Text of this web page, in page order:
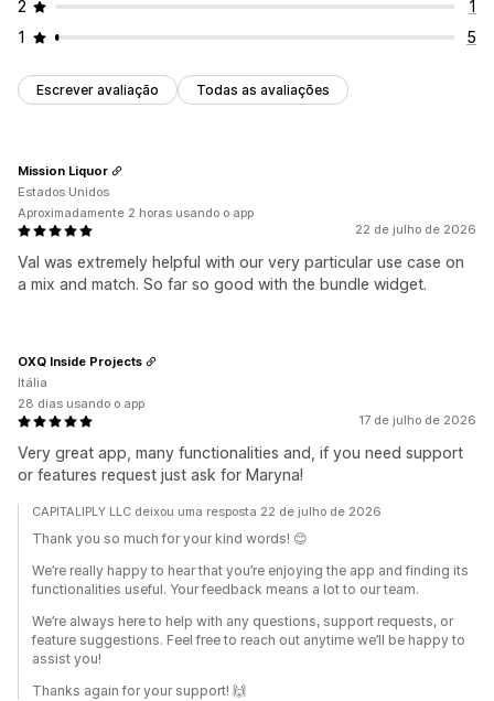
2
1
1
5
Escrever avaliação Todas as avaliações
22 de julho de 2026
Val was extremely helpful with our very particular use case on
a mix and match. So far so good with the bundle widget.
Mission Liquor
Estados Unidos
Aproximadamente 2 horas usando o app
17 de julho de 2026
Very great app, many functionalities and, if you need support
or features request just ask for Maryna!
OXQ Inside Projects
Itália
28 dias usando o app
CAPITALIPLY LLC deixou uma resposta 22 de julho de 2026
Thank you so much for your kind words! 😊
We’re really happy to hear that you’re enjoying the app and finding its
functionalities useful. Your feedback means a lot to our team.
We’re always here to help with any questions, support requests, or
feature suggestions. Feel free to reach out anytime we’ll be happy to
assist you!
Thanks again for your support! 🙌